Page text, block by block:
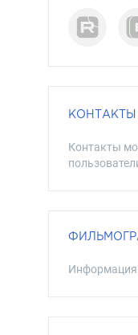
КОНТАКТЫ
Контакты
Информация